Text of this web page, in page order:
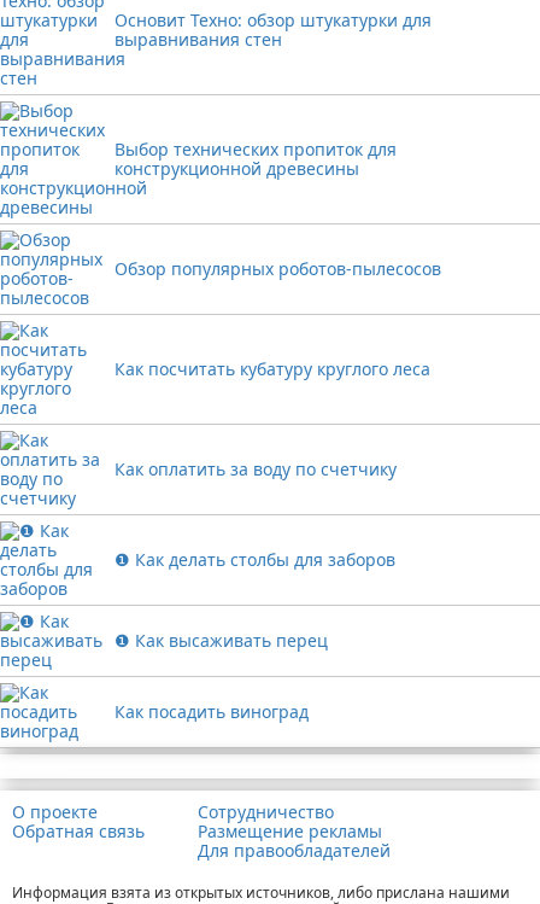
Основит Техно: обзор штукатурки для
выравнивания стен
Выбор технических пропиток для
конструкционной древесины
Обзор популярных роботов-пылесосов
Как посчитать кубатуру круглого леса
Как оплатить за воду по счетчику
❶ Как делать столбы для заборов
❶ Как высаживать перец
Как посадить виноград
О проекте
Обратная связь
Сотрудничество
Размещение рекламы
Для правообладателей
Информация взята из открытых источников, либо прислана нашими